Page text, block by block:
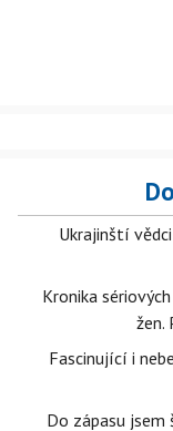
Ukrajinští
Kronika
žen.
Fascinující i
Do zápasu jsem